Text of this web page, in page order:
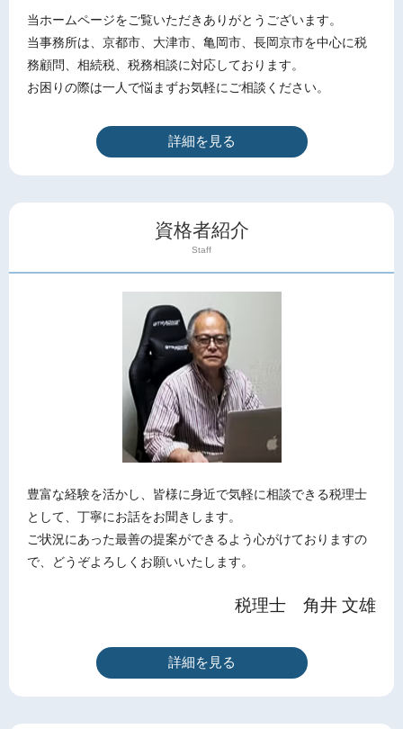
当ホームページをご覧いただきありがとうございます。
当事務所は、京都市、大津市、亀岡市、長岡京市を中心に税
務顧問、相続税、税務相談に対応しております。
お困りの際は一人で悩まずお気軽にご相談ください。
詳細を見る
資格者紹介
Staff
豊富な経験を活かし、皆様に身近で気軽に相談できる税理士
として、丁寧にお話をお聞きします。
ご状況にあった最善の提案ができるよう心がけておりますの
で、どうぞよろしくお願いいたします。
税理士 角井 文雄
詳細を見る